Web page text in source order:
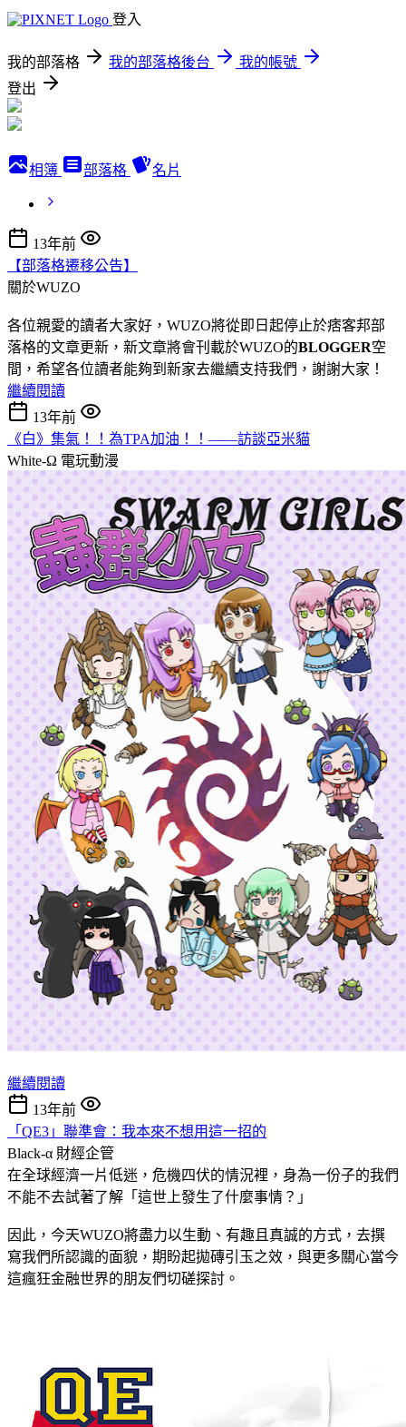
登入
我的部落格 我的部落格後台
我的帳號
登出
相簿 部落格 名片
13年前
【部落格遷移公告】
關於WUZO
各位親愛的讀者大家好，WUZO將從即日起停止於痞客邦部
落格的文章更新，新文章將會刊載於WUZO的BLOGGER空
間，希望各位讀者能夠到新家去繼續支持我們，謝謝大家！
繼續閱讀
13年前
《白》集氣！！為TPA加油！！——訪談亞米貓
White-Ω 電玩動漫
繼續閱讀
13年前
「QE3」聯準會：我本來不想用這一招的
Black-α 財經企管
在全球經濟一片低迷，危機四伏的情況裡，身為一份子的我們
不能不去試著了解「這世上發生了什麼事情？」
因此，今天WUZO將盡力以生動、有趣且真誠的方式，去撰
寫我們所認識的面貌，期盼起拋磚引玉之效，與更多關心當今
這瘋狂金融世界的朋友們切磋探討。